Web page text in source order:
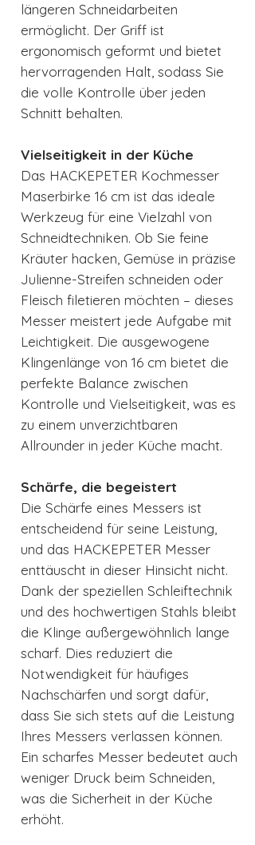
längeren Schneidarbeiten
ermöglicht. Der Griff ist
ergonomisch geformt und bietet
hervorragenden Halt, sodass Sie
die volle Kontrolle über jeden
Schnitt behalten.
Vielseitigkeit in der Küche
Das HACKEPETER Kochmesser
Maserbirke 16 cm ist das ideale
Werkzeug für eine Vielzahl von
Schneidtechniken. Ob Sie feine
Kräuter hacken, Gemüse in präzise
Julienne-Streifen schneiden oder
Fleisch filetieren möchten – dieses
Messer meistert jede Aufgabe mit
Leichtigkeit. Die ausgewogene
Klingenlänge von 16 cm bietet die
perfekte Balance zwischen
Kontrolle und Vielseitigkeit, was es
zu einem unverzichtbaren
Allrounder in jeder Küche macht.
Schärfe, die begeistert
Die Schärfe eines Messers ist
entscheidend für seine Leistung,
und das HACKEPETER Messer
enttäuscht in dieser Hinsicht nicht.
Dank der speziellen Schleiftechnik
und des hochwertigen Stahls bleibt
die Klinge außergewöhnlich lange
scharf. Dies reduziert die
Notwendigkeit für häufiges
Nachschärfen und sorgt dafür,
dass Sie sich stets auf die Leistung
Ihres Messers verlassen können.
Ein scharfes Messer bedeutet auch
weniger Druck beim Schneiden,
was die Sicherheit in der Küche
erhöht.